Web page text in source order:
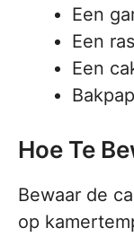
Een
Een
Een
Hoe Te
Bewaar de
op